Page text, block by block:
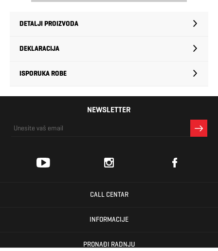
DETALJI PROIZVODA
DEKLARACIJA
ISPORUKA ROBE
NEWSLETTER
CALL CENTAR
INFORMACIJE
PRONAĐI RADNJU